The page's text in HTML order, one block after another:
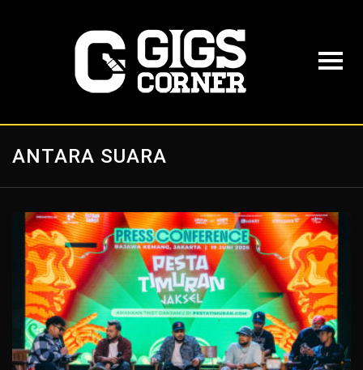
ANTARA SUARA